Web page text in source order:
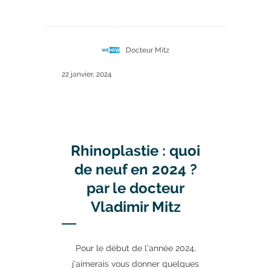
Docteur Mitz
22 janvier, 2024
Rhinoplastie : quoi
de neuf en 2024 ?
par le docteur
Vladimir Mitz
Pour le début de l’année 2024,
j’aimerais vous donner quelques